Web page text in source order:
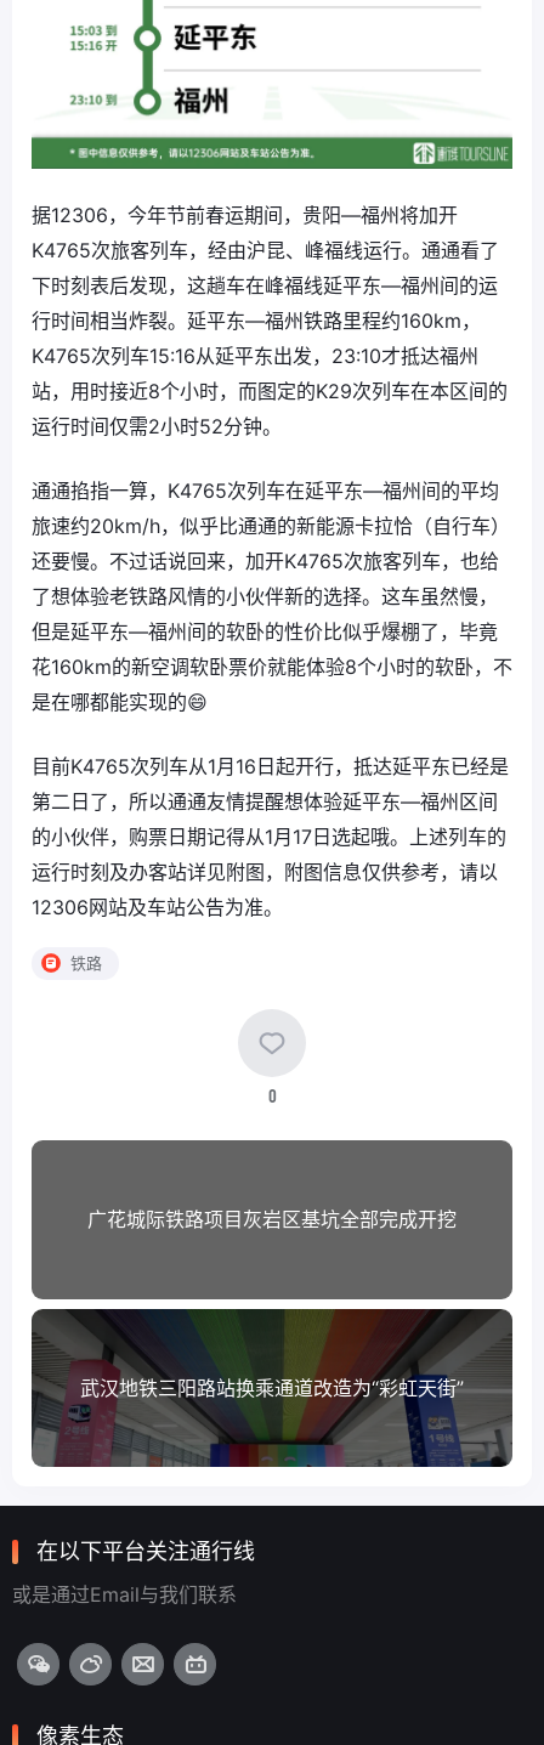
据12306，今年节前春运期间，贵阳—福州将加开
K4765次旅客列车，经由沪昆、峰福线运行。通通看了
下时刻表后发现，这趟车在峰福线延平东—福州间的运
行时间相当炸裂。延平东—福州铁路里程约160km，
K4765次列车15:16从延平东出发，23:10才抵达福州
站，用时接近8个小时，而图定的K29次列车在本区间的
运行时间仅需2小时52分钟。
通通掐指一算，K4765次列车在延平东—福州间的平均
旅速约20km/h，似乎比通通的新能源卡拉恰（自行车）
还要慢。不过话说回来，加开K4765次旅客列车，也给
了想体验老铁路风情的小伙伴新的选择。这车虽然慢，
但是延平东—福州间的软卧的性价比似乎爆棚了，毕竟
花160km的新空调软卧票价就能体验8个小时的软卧，不
是在哪都能实现的😄
目前K4765次列车从1月16日起开行，抵达延平东已经是
第二日了，所以通通友情提醒想体验延平东—福州区间
的小伙伴，购票日期记得从1月17日选起哦。上述列车的
运行时刻及办客站详见附图，附图信息仅供参考，请以
12306网站及车站公告为准。
铁路
0
广花城际铁路项目灰岩区基坑全部完成开挖
武汉地铁三阳路站换乘通道改造为“彩虹天街”
在以下平台关注通行线
或是通过Email与我们联系
像素生态